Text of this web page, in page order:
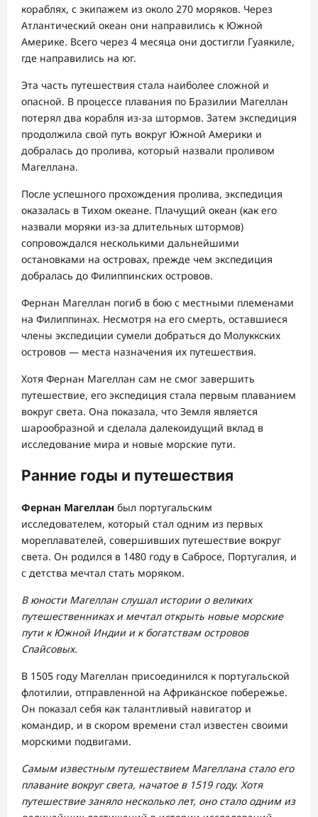
кораблях, с экипажем из около 270 моряков. Через
Атлантический океан они направились к Южной
Америке. Всего через 4 месяца они достигли Гуаякиле,
где направились на юг.
Эта часть путешествия стала наиболее сложной и
опасной. В процессе плавания по Бразилии Магеллан
потерял два корабля из-за штормов. Затем экспедиция
продолжила свой путь вокруг Южной Америки и
добралась до пролива, который назвали проливом
Магеллана.
После успешного прохождения пролива, экспедиция
оказалась в Тихом океане. Плачущий океан (как его
назвали моряки из-за длительных штормов)
сопровождался несколькими дальнейшими
остановками на островах, прежде чем экспедиция
добралась до Филиппинских островов.
Фернан Магеллан погиб в бою с местными племенами
на Филиппинах. Несмотря на его смерть, оставшиеся
члены экспедиции сумели добраться до Молуккских
островов — места назначения их путешествия.
Хотя Фернан Магеллан сам не смог завершить
путешествие, его экспедиция стала первым плаванием
вокруг света. Она показала, что Земля является
шарообразной и сделала далекоидущий вклад в
исследование мира и новые морские пути.
Ранние годы и путешествия
Фернан Магеллан был португальским
исследователем, который стал одним из первых
мореплавателей, совершивших путешествие вокруг
света. Он родился в 1480 году в Сабросе, Португалия, и
с детства мечтал стать моряком.
В юности Магеллан слушал истории о великих
путешественниках и мечтал открыть новые морские
пути к Южной Индии и к богатствам островов
Спайсовых.
В 1505 году Магеллан присоединился к португальской
флотилии, отправленной на Африканское побережье.
Он показал себя как талантливый навигатор и
командир, и в скором времени стал известен своими
морскими подвигами.
Самым известным путешествием Магеллана стало его
плавание вокруг света, начатое в 1519 году. Хотя
путешествие заняло несколько лет, оно стало одним из